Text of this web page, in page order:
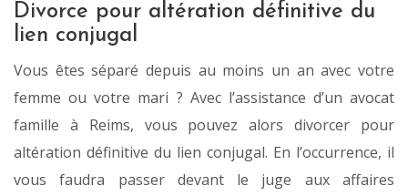
Divorce pour altération définitive du
lien conjugal
Vous êtes séparé depuis au moins un an avec votre
femme ou votre mari ? Avec l’assistance d’un avocat
famille à Reims, vous pouvez alors divorcer pour
altération définitive du lien conjugal. En l’occurrence, il
vous faudra passer devant le juge aux affaires